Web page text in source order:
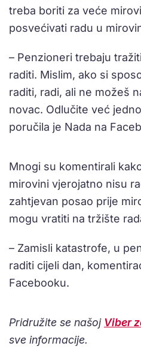
treba boriti za veće
posvećivati radu u
– Penzioneri trebaju
raditi. Mislim, ako si
raditi, radi, ali ne možeš
novac. Odlučite već
poručila je Nada na
Mnogi su komentirali
mirovini vjerojatno nisu
zahtjevan posao prije
mogu vratiti na tržište
– Zamisli katastrofe, u
raditi cijeli dan,
Facebooku.
Pridružite se našoj Viber
sve informacije.